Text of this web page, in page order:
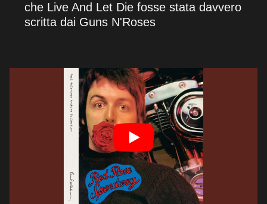
che Live And Let Die fosse stata davvero
scritta dai Guns N'Roses